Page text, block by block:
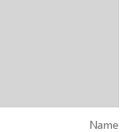
Name